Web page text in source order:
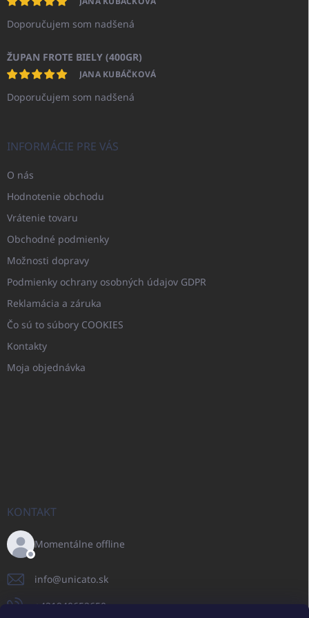
Doporučujem som nadšená
ŽUPAN FROTE BIELY (400GR)
JANA KUBÁČKOVÁ
Doporučujem som nadšená
INFORMÁCIE PRE VÁS
O nás
Hodnotenie obchodu
Vrátenie tovaru
Obchodné podmienky
Možnosti dopravy
Podmienky ochrany osobných údajov GDPR
Reklamácia a záruka
Čo sú to súbory COOKIES
Kontakty
Moja objednávka
KONTAKT
Momentálne offline
info@unicato.sk
+421940652650